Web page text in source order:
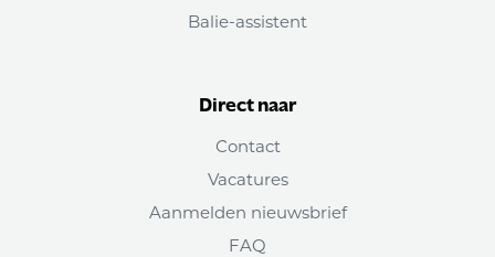
Balie-assistent
Direct naar
Contact
Vacatures
Aanmelden nieuwsbrief
FAQ